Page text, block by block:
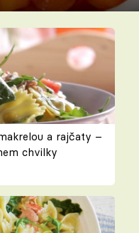
a rajčaty –
chvilky